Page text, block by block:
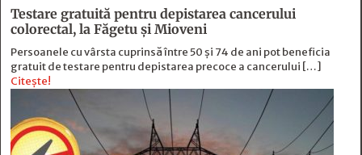
Testare gratuită pentru depistarea cancerului
colorectal, la Făgetu și Mioveni
Persoanele cu vârsta cuprinsă între 50 și 74 de ani pot beneficia
gratuit de testare pentru depistarea precoce a cancerului […]
Citește!